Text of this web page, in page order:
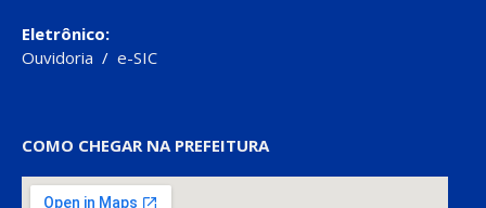
Eletrônico:
Ouvidoria / e-SIC
COMO CHEGAR NA PREFEITURA